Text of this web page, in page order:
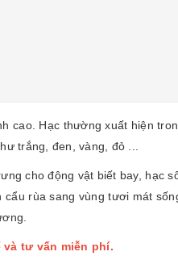
cao. Hạc thường xuất hiện
trắng, đen, vàng, đỏ ...
cho động vật biết bay, hạc
rùa sang vùng tươi mát
tư vấn miễn phí.